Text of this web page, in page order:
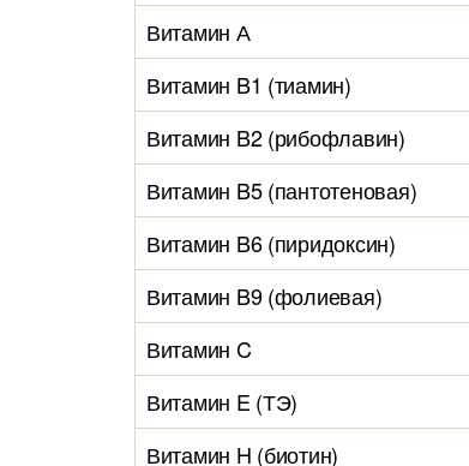
Витамин А
Витамин B1 (тиамин)
Витамин B2 (рибофлавин)
Витамин B5 (пантотеновая)
Витамин B6 (пиридоксин)
Витамин B9 (фолиевая)
Витамин C
Витамин E (ТЭ)
Витамин H (биотин)